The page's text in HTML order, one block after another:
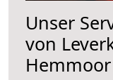
Unser
von
Hemmoor